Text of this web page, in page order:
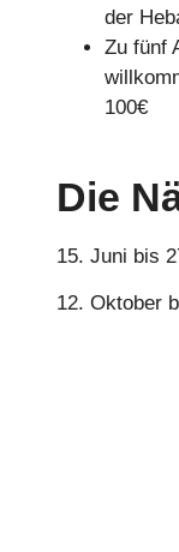
der
Zu fünf
100€
Die
15. Juni bis
12. Oktober